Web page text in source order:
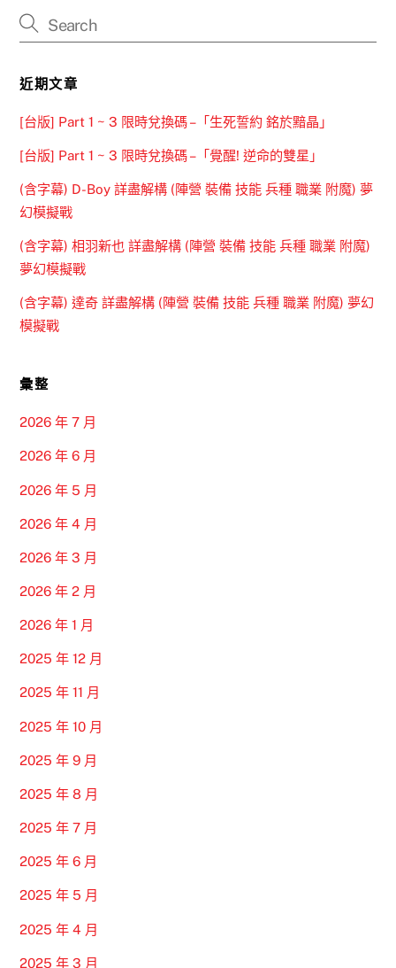
近期文章
[台版] Part 1 ~ 3 限時兌換碼 –「生死誓約 銘於黯晶」
[台版] Part 1 ~ 3 限時兌換碼 –「覺醒! 逆命的雙星」
(含字幕) D-Boy 詳盡解構 (陣營 裝備 技能 兵種 職業 附魔) 夢
幻模擬戰
(含字幕) 相羽新也 詳盡解構 (陣營 裝備 技能 兵種 職業 附魔)
夢幻模擬戰
(含字幕) 達奇 詳盡解構 (陣營 裝備 技能 兵種 職業 附魔) 夢幻
模擬戰
彙整
2026 年 7 月
2026 年 6 月
2026 年 5 月
2026 年 4 月
2026 年 3 月
2026 年 2 月
2026 年 1 月
2025 年 12 月
2025 年 11 月
2025 年 10 月
2025 年 9 月
2025 年 8 月
2025 年 7 月
2025 年 6 月
2025 年 5 月
2025 年 4 月
2025 年 3 月